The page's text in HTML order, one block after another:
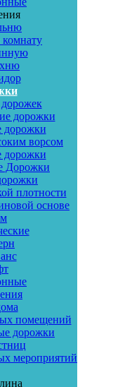
дорожки
дорожки
ворсом
дорожки
Дорожки
плотности
основе
помещений
дорожки
мероприятий